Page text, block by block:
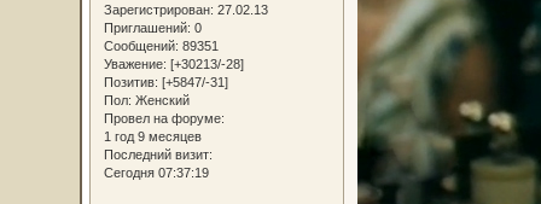
Зарегистрирован: 27.02.13
Приглашений: 0
Сообщений: 89351
Уважение: [+30213/-28]
Позитив: [+5847/-31]
Пол: Женский
Провел на форуме:
1 год 9 месяцев
Последний визит:
Сегодня 07:37:19